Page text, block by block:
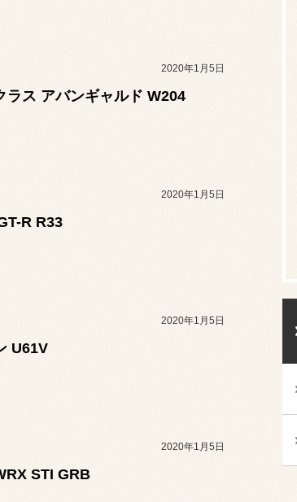
2020年1月5日
ラス アバンギャルド W204
2020年1月5日
R R33
2020年1月5日
U61V
2020年1月5日
STI GRB